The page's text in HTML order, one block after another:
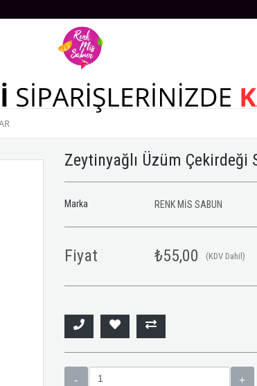
Zeytinyağlı Üzüm Çekirdeği
Marka RENK MİS SABUN
Fiyat ₺55,00 (KDV Dahil)